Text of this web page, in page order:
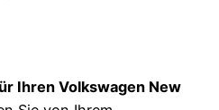
Ihren Volkswagen New